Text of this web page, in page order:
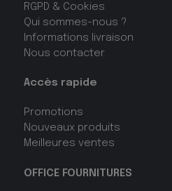
RGPD & Cookies
Qui sommes-nous ?
Informations livraison
Nous contacter
Accès rapide
Promotions
Nouveaux produits
Meilleures ventes
OFFICE FOURNITURES